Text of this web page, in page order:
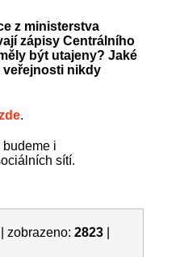
z ministerstva
zápisy Centrálního
být utajeny? Jaké
veřejnosti nikdy
.
budeme i
sítí.
zobrazeno: 2823